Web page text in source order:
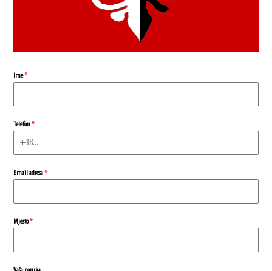
Ime*
Telefon*
Email adresa*
Mjesto*